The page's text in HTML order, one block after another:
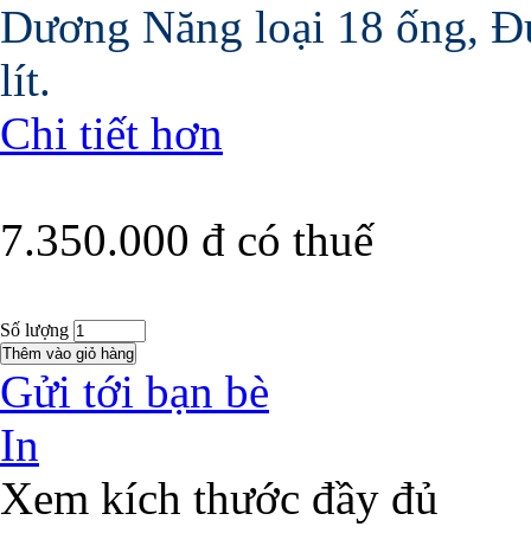
Dương Năng loại 18 ống,
lít.
Chi tiết hơn
7.350.000 đ có thuế
Số lượng
Gửi tới bạn bè
In
Xem kích thước đầy đủ